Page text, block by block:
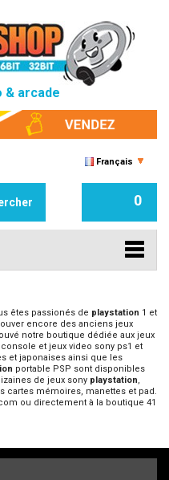
& arcade
Français
0
êtes passionés de playstation 1 et
encore des anciens jeux
notre boutique dédiée aux jeux
et jeux video sony ps1 et
et japonaises ainsi que les
portable PSP sont disponibles
de jeux sony playstation,
cartes mémoires, manettes et pad.
ou directement à la boutique 41